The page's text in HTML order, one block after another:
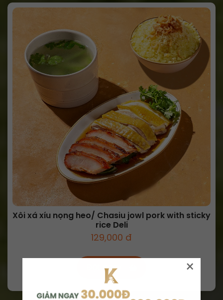
Xôi xá xíu nọng heo/ Chasiu jowl pork with sticky
rice Deli
129,000 đ
Đặt ngay ×